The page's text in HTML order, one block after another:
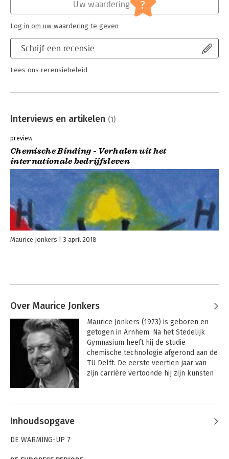
Schrijf een recensie
Lees ons recensiebeleid
Uw waardering ?
Log in om uw waardering te geven
Interviews en artikelen (1)
preview
Chemische Binding - Verhalen uit het
internationale bedrijfsleven
Maurice Jonkers 3 april 2018
Over Maurice Jonkers
Maurice Jonkers (1973) is geboren en
getogen in Arnhem. Na het Stedelijk
Gymnasium heeft hij de studie
chemische technologie afgerond aan de
TU Delft. De eerste veertien jaar van
zijn carrière vertoonde hij zijn kunsten
AkzoNobel Specialty Chemicals. Hij
Inhoudsopgave
DE WARMING-UP 7